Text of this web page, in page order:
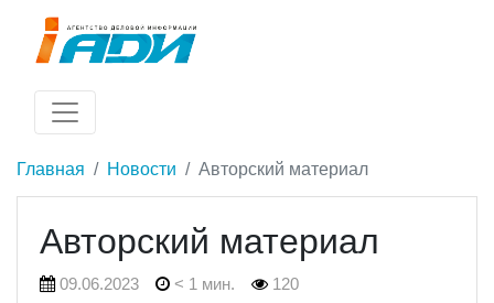
Главная Новости Авторский материал
Авторский материал
09.06.2023 < 1 мин. 120